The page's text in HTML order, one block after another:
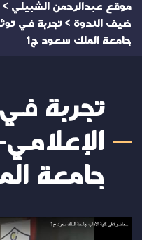
موقع عبدالرحمن الشبيلي >
ضيف الندوة > تجربة في
جامعة الملك سعود ج1
تجربة في
جامعة